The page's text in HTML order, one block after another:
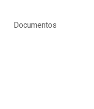
Documentos